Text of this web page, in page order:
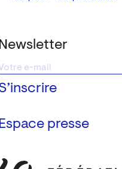
Newsletter
Espace presse